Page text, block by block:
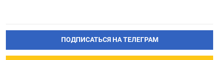
ПОДПИСАТЬСЯ НА ТЕЛЕГРАМ